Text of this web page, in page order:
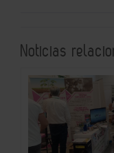
Noticias